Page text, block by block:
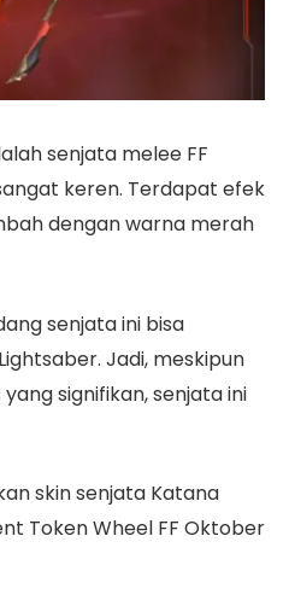
senjata melee FF
keren. Terdapat efek
dengan warna merah
senjata ini bisa
Jadi, meskipun
signifikan, senjata ini
skin senjata Katana
Token Wheel FF Oktober